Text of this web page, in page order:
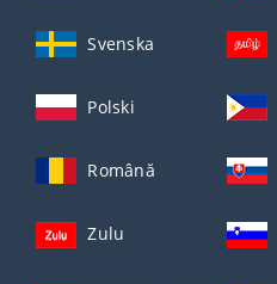
Svenska
Polski
Română
Zulu